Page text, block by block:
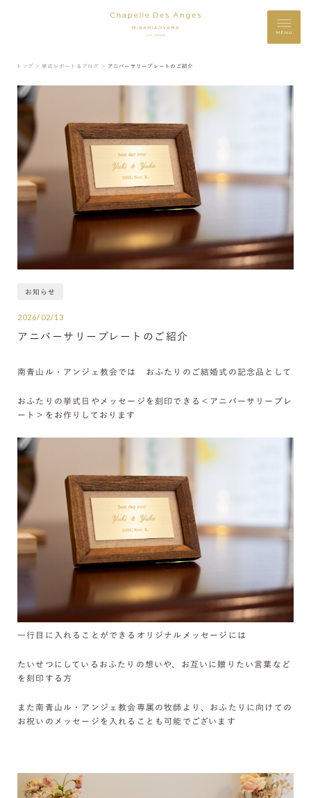
MENU
トップ ＞ 挙式レポート＆ブログ ＞ アニバーサリープレートのご紹介
お知らせ
2026/02/13
アニバーサリープレートのご紹介
南青山ル・アンジェ教会では おふたりのご結婚式の記念品として
おふたりの挙式日やメッセージを刻印できる＜アニバーサリープレ
ート＞をお作りしております
一行目に入れることができるオリジナルメッセージには
たいせつにしているおふたりの想いや、お互いに贈りたい言葉など
を刻印する方
また南青山ル・アンジェ教会専属の牧師より、おふたりに向けての
お祝いのメッセージを入れることも可能でございます